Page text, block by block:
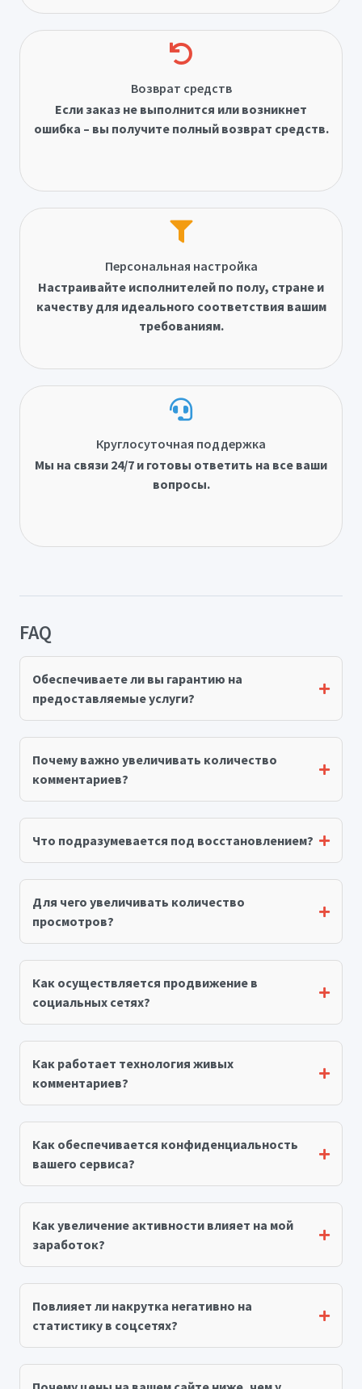
Возврат средств
Если заказ не выполнится или возникнет
ошибка – вы получите полный возврат средств.
Персональная настройка
Настраивайте исполнителей по полу, стране и
качеству для идеального соответствия вашим
требованиям.
Круглосуточная поддержка
Мы на связи 24/7 и готовы ответить на все ваши
вопросы.
FAQ
Обеспечиваете ли вы гарантию на
предоставляемые услуги?
Почему важно увеличивать количество
комментариев?
Что подразумевается под восстановлением?
Для чего увеличивать количество
просмотров?
Как осуществляется продвижение в
социальных сетях?
Как работает технология живых
комментариев?
Как обеспечивается конфиденциальность
вашего сервиса?
Как увеличение активности влияет на мой
заработок?
Повлияет ли накрутка негативно на
статистику в соцсетях?